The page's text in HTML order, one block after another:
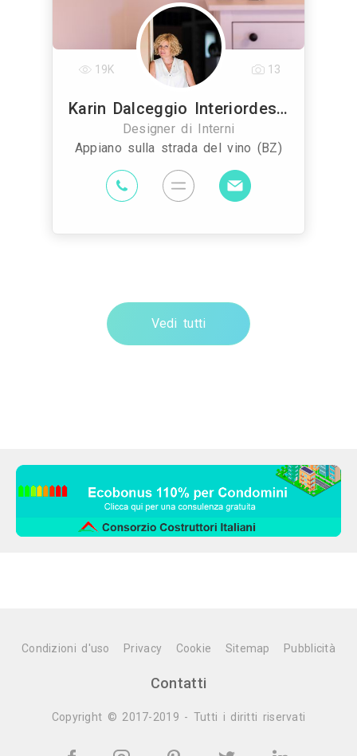
Karin Dalceggio Interiordesign Sas
Designer di Interni
Appiano sulla strada del vino (BZ)
19K 13
Vedi tutti
Condizioni d'uso Privacy Cookie Sitemap Pubblicità
Contatti
Copyright © 2017-2019 - Tutti i diritti riservati